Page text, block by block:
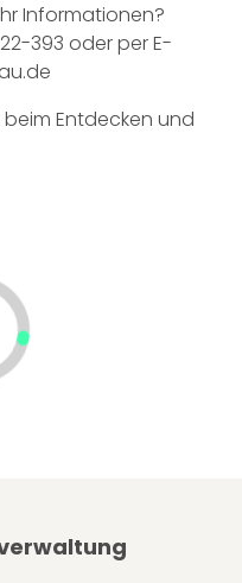
Informationen?
393 oder per E-
Entdecken und